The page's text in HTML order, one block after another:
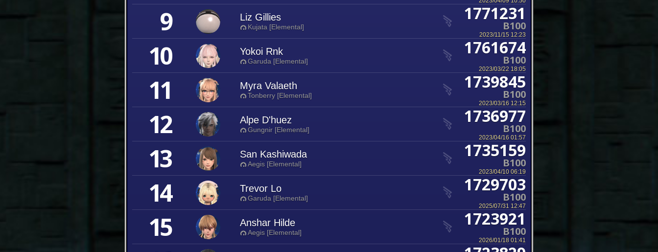
9 Liz Gillies
Kujata [Elemental]
1771231
B100
2023/11/15 12:23
10 Yokoi Rnk
Garuda [Elemental]
1761674
B100
2023/03/22 18:05
11 Myra Valaeth
Tonberry [Elemental]
1739845
B100
2023/03/16 12:15
12 Alpe D'huez
Gungnir [Elemental]
1736977
B100
2023/04/16 01:57
13 San Kashiwada
Aegis [Elemental]
1735159
B100
2023/04/10 06:19
14 Trevor Lo
Garuda [Elemental]
1729703
B100
2025/07/31 12:47
15 Anshar Hilde
Aegis [Elemental]
1723921
B100
2026/01/18 01:41